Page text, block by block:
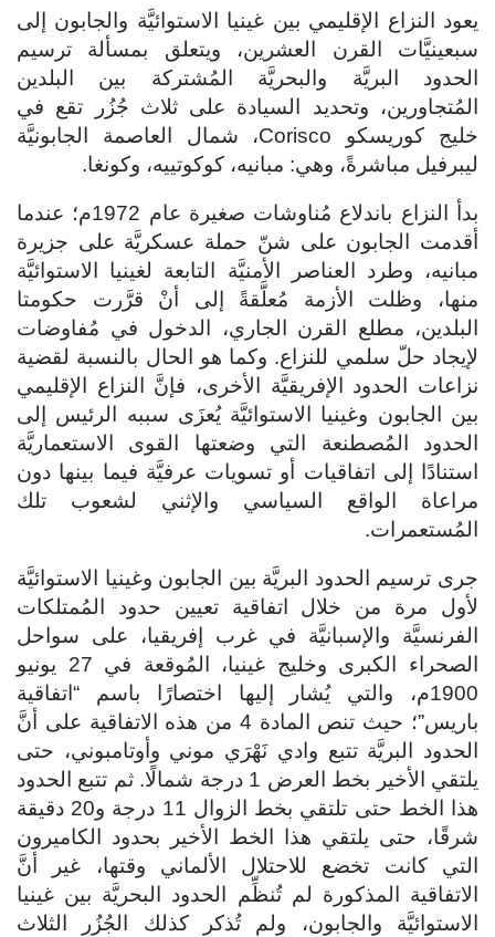
يعود النزاع الإقليمي بين غينيا الاستوائيَّة والجابون إلى
سبعينيَّات القرن العشرين، ويتعلق بمسألة ترسيم
الحدود البريَّة والبحريَّة المُشتركة بين البلدين
المُتجاورين، وتحديد السيادة على ثلاث جُزُر تقع في
خليج كوريسكو Corisco، شمال العاصمة الجابونيَّة
ليبرفيل مباشرةً، وهي: مبانيه، كوكوتييه، وكونغا.
بدأ النزاع باندلاع مُناوشات صغيرة عام 1972م؛ عندما
أقدمت الجابون على شنّ حملة عسكريَّة على جزيرة
مبانيه، وطرد العناصر الأمنيَّة التابعة لغينيا الاستوائيَّة
منها، وظلت الأزمة مُعلَّقةً إلى أنْ قرَّرت حكومتا
البلدين، مطلع القرن الجاري، الدخول في مُفاوضات
لإيجاد حلّ سلمي للنزاع. وكما هو الحال بالنسبة لقضية
نزاعات الحدود الإفريقيَّة الأخرى، فإنَّ النزاع الإقليمي
بين الجابون وغينيا الاستوائيَّة يُعزَى سببه الرئيس إلى
الحدود المُصطنعة التي وضعتها القوى الاستعماريَّة
استنادًا إلى اتفاقيات أو تسويات عرفيَّة فيما بينها دون
مراعاة الواقع السياسي والإثني لشعوب تلك
المُستعمرات.
جرى ترسيم الحدود البريَّة بين الجابون وغينيا الاستوائيَّة
لأول مرة من خلال اتفاقية تعيين حدود المُمتلكات
الفرنسيَّة والإسبانيَّة في غرب إفريقيا، على سواحل
الصحراء الكبرى وخليج غينيا، المُوقعة في 27 يونيو
1900م، والتي يُشار إليها اختصارًا باسم “اتفاقية
باريس”؛ حيث تنص المادة 4 من هذه الاتفاقية على أنَّ
الحدود البريَّة تتبع وادي نَهْرَي موني وأوتامبوني، حتى
يلتقي الأخير بخط العرض 1 درجة شمالًا. ثم تتبع الحدود
هذا الخط حتى تلتقي بخط الزوال 11 درجة و20 دقيقة
شرقًا، حتى يلتقي هذا الخط الأخير بحدود الكاميرون
التي كانت تخضع للاحتلال الألماني وقتها، غير أنَّ
الاتفاقية المذكورة لم تُنظِّم الحدود البحريَّة بين غينيا
الاستوائيَّة والجابون، ولم تُذكر كذلك الجُزُر الثلاث